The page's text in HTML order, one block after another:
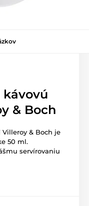
kávovú
& Boch
Villeroy & Boch je
50 ml.
servírovaniu